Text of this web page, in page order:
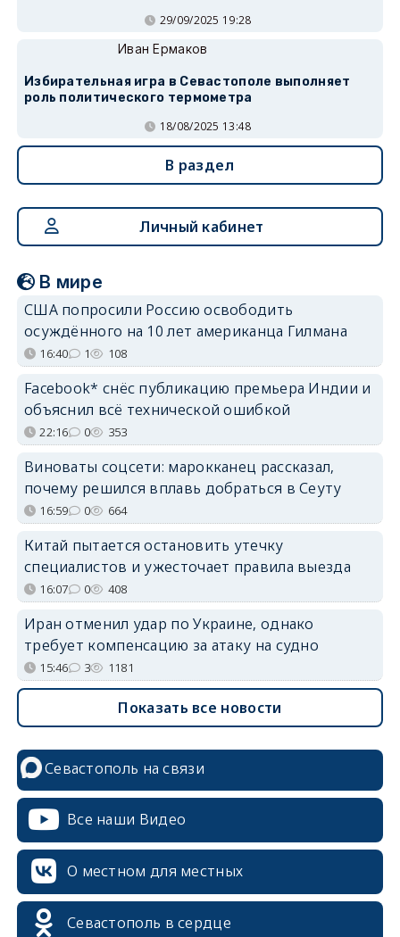
29/09/2025 19:28
Иван Ермаков
Избирательная игра в Севастополе выполняет
роль политического термометра
18/08/2025 13:48
В раздел
Личный кабинет
В мире
США попросили Россию освободить
осуждённого на 10 лет американца Гилмана
16:40 1 108
Facebook* снёс публикацию премьера Индии и
объяснил всё технической ошибкой
22:16 0 353
Виноваты соцсети: марокканец рассказал,
почему решился вплавь добраться в Сеуту
16:59 0 664
Китай пытается остановить утечку
специалистов и ужесточает правила выезда
16:07 0 408
Иран отменил удар по Украине, однако
требует компенсацию за атаку на судно
15:46 3 1181
Показать все новости
Севастополь на связи
Все наши Видео
О местном для местных
Севастополь в сердце